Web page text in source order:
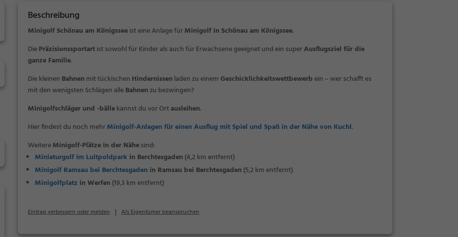
Beschreibung
Minigolf Schönau am Königsseeist eine Anlage fürMinigolf in Schönau am Königssee.
DiePräzisionssportartist sowohl für Kinder als auch für Erwachsene geeignet und ein superAusflugsziel für die
ganze Familie.
Die kleinen Bahnen mit tückischen Hindernissen laden zu einemGeschicklichkeitswettbewerbein – wer schafft es
mit den wenigsten Schlägen alleBahnenzu bezwingen?
Minigolfschläger und -bällekannst du vor Ortausleihen.
Hier findest du noch mehrMinigolf-Anlagen für einen Ausflug mit Spiel und Spaß in der Nähe von Kuchl.
WeitereMinigolf-Plätze in der Nähesind:
Miniaturgolf im Luitpoldpark in Berchtesgaden (4,2 km entfernt)
Minigolf Ramsau bei Berchtesgaden in Ramsau bei Berchtesgaden (5,2 km entfernt)
Minigolfplatz in Werfen (19,3 km entfernt)
Eintrag verbessern oder melden | Als Eigentümer beanspruchen